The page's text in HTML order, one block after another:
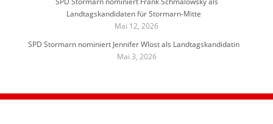
Landtagskandidaten für Stormarn-Mitte
Mai 12, 2026
SPD Stormarn nominiert Jennifer Wlost als Landtagskandidatin
Mai 3, 2026